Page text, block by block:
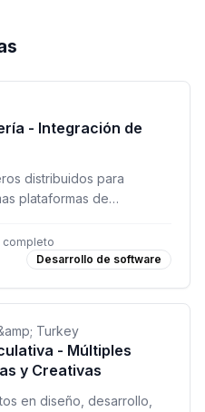
- Integración de
distribuidos para
plataformas de
impacto.
completo
Desarrollo de software
Turkey
- Múltiples
y Creativas
en diseño, desarrollo,